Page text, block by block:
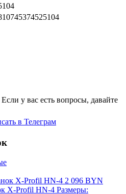
у вас есть вопросы, давайте
в Телеграм
2 096 BYN
X-Profil HN-4 Размеры: